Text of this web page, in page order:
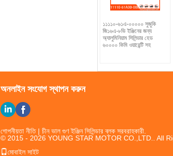
১১১১০-৬১এ-০০০০০ সুজুকি
জি১৬এ-৮ভি ইঞ্জিনের জন্য
অ্যালুমিনিয়াম সিলিন্ডার হেড
৬০০০০ কিমি ওয়ারেন্টি সহ
অনলাইন সংযোগ স্থাপন করুন
গোপনীয়তা নীতি| চীন ভাল গুণ ইঞ্জিন সিলিন্ডার ব্লক সরবরাহকারী.
© 2015 - 2026 YOUNG STAR MOTOR CO.,LTD.. All
মোবাইল সাইট